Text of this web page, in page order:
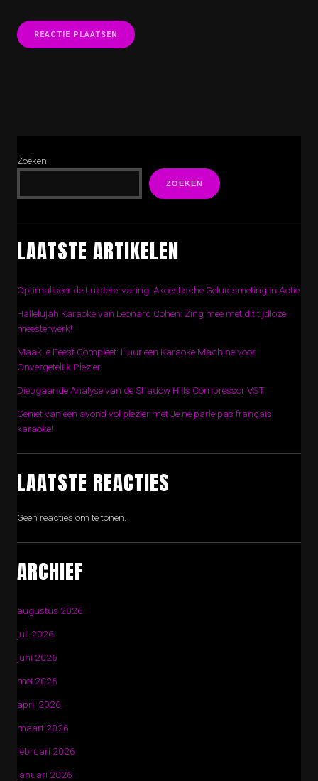
Zoeken
ZOEKEN
LAATSTE ARTIKELEN
Optimaliseer de Luisterervaring: Akoestische Geluidsmeting in Actie
Hallelujah Karaoke van Leonard Cohen: Zing mee met dit tijdloze
meesterwerk!
Maak je Feest Compleet: Huur een Karaoke Machine voor
Onvergetelijk Plezier!
Diepgaande Analyse van de Shadow Hills Compressor VST
Geniet van een avond vol plezier met Je ne parle pas français
karaoke!
LAATSTE REACTIES
Geen reacties om te tonen.
ARCHIEF
augustus 2026
juli 2026
juni 2026
mei 2026
april 2026
maart 2026
februari 2026
januari 2026